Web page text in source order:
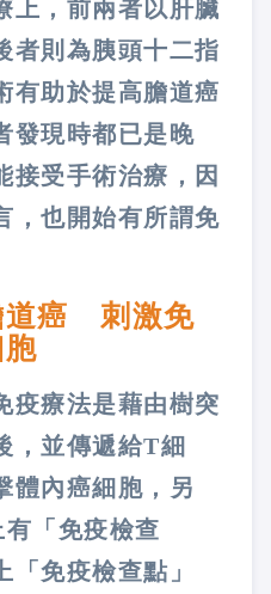
上，前兩者以肝臟
者則為胰頭十二指
有助於提高膽道癌
發現時都已是晚
接受手術治療，因
，也開始有所謂免
道癌 刺激免
疫療法是藉由樹突
，並傳遞給T細
體內癌細胞，另
「免疫檢查
免疫檢查點」